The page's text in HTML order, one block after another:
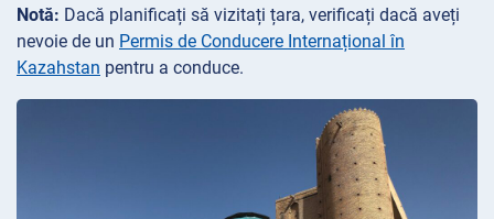
Notă: Dacă planificați să vizitați țara, verificați dacă aveți
nevoie de un Permis de Conducere Internațional în
Kazahstan pentru a conduce.